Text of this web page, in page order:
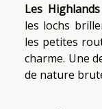
Les Highlands
les lochs
les petites
charme. Une
de nature